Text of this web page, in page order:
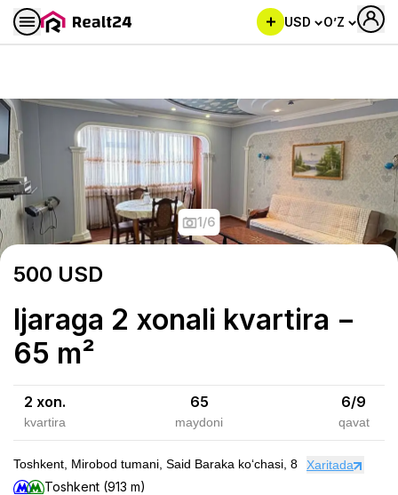
USD O’Z
Ijaraga 2 xonali kvartira − 65
1/6
500 USD
Ijaraga 2 xonali kvartira −
65 m²
2 xon.
kvartira
65
maydoni
6/9
qavat
Toshkent, Mirobod tumani, Said Baraka koʻchasi, 8 Xaritada
Toshkent (913 m)